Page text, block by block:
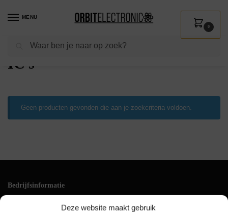
Deze website maakt gebruik
MENU
Zoeken
0
Shop / Installatie Componenten
IC's
Geen producten gevonden die aan je zoekcriteria voldoen.
Bedrijfsinformatie